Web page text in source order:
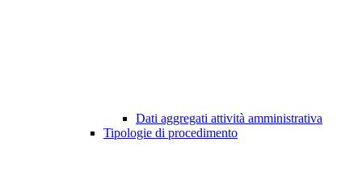
Dati aggregati attività amministrativa
Tipologie di procedimento